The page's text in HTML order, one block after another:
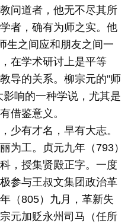
问道者，他无不尽其所
者，确有为师之实。他
生之间应和朋友之间一
在学术研讨上是平等
导的关系。柳宗元的"师
响的一种学说，尤其是
借鉴意义。
有才名，早有大志。
为工。贞元九年（793）
，授集贤殿正字。一度
参与王叔文集团政治革
（805）九月，革新失
元加贬永州司马（任所